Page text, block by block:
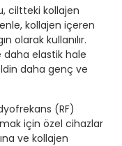
ciltteki kollajen
kollajen içeren
olarak kullanılır.
daha elastik hale
daha genç ve
(RF)
için özel cihazlar
ve kollajen